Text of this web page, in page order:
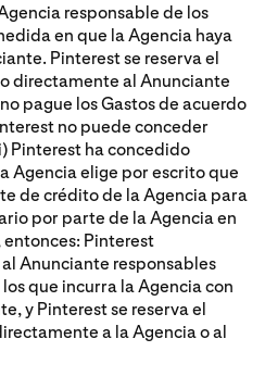
responsable de los
en que la Agencia haya
Pinterest se reserva el
directamente al Anunciante
pague los Gastos de acuerdo
no puede conceder
Pinterest ha concedido
Agencia elige por escrito que
de crédito de la Agencia para
por parte de la Agencia en
Pinterest
Anunciante responsables
que incurra la Agencia con
y Pinterest se reserva el
a la Agencia o al